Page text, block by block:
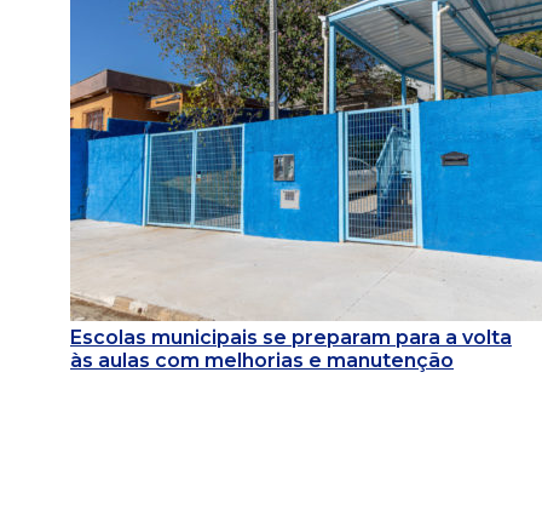
Escolas municipais se preparam para a volta
às aulas com melhorias e manutenção